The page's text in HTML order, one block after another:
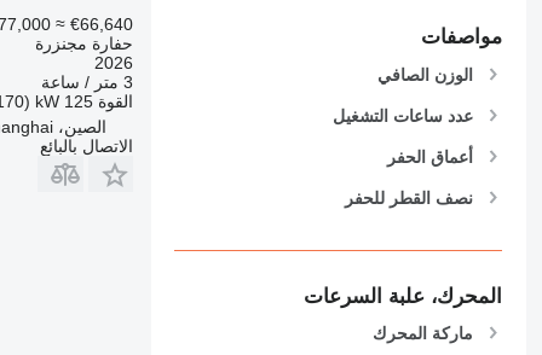
M-series
MH
NR
V-series
مواصفات
الوزن الصافي
عدد ساعات التشغيل
أعماق الحفر
نصف القطر للحفر
المحرك، علبة السرعات
ماركة المحرك
≈ €66,640
حفارة مجنزرة
2026
3 متر / ساعة
القوة 125 kW (170 حصان)
الصين، Shanghai
الاتصال بالبائع